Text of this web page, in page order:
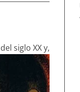
siglo XX y,